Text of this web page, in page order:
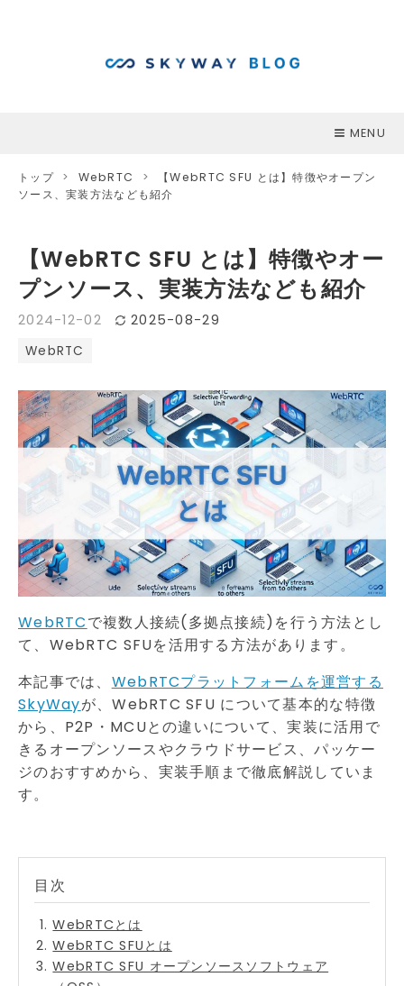
MENU
トップ > WebRTC >
【WebRTC SFU とは】特徴やオープン
ソース、実装方法なども紹介
2024-12-02 2025-08-29
【WebRTC SFU とは】特徴やオー
プンソース、実装方法なども紹介
WebRTC
WebRTCで複数人接続(多拠点接続)を行う方法とし
て、WebRTC SFUを活用する方法があります。
本記事では、 WebRTCプラットフォームを運営する
SkyWayが、WebRTC SFU について基本的な特徴
から、P2P・MCUとの違いについて、実装に活用で
きるオープンソースやクラウドサービス、パッケー
ジのおすすめから、実装手順まで徹底解説していま
す。
WebRTCとは
WebRTC SFUとは
WebRTC SFU オープンソースソフトウェア